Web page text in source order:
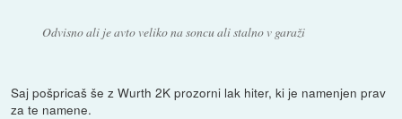
Odvisno ali je avto veliko na soncu ali stalno v garaži
Saj pošpricaš še z Wurth 2K prozorni lak hiter, ki je namenjen prav
za te namene.